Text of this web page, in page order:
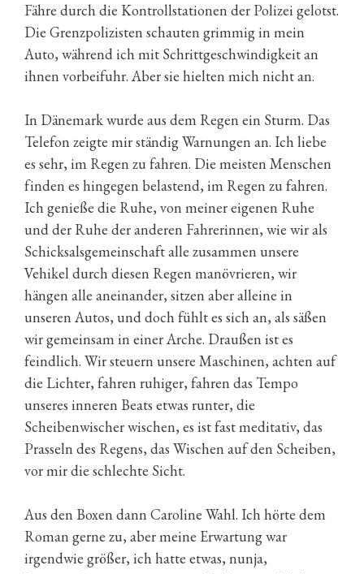
Fähre durch die Kontrollstationen der Polizei gelotst.
Die Grenzpolizisten schauten grimmig in mein
Auto, während ich mit Schrittgeschwindigkeit an
ihnen vorbeifuhr. Aber sie hielten mich nicht an.
In Dänemark wurde aus dem Regen ein Sturm. Das
Telefon zeigte mir ständig Warnungen an. Ich liebe
es sehr, im Regen zu fahren. Die meisten Menschen
finden es hingegen belastend, im Regen zu fahren.
Ich genieße die Ruhe, von meiner eigenen Ruhe
und der Ruhe der anderen Fahrerinnen, wie wir als
Schicksalsgemeinschaft alle zusammen unsere
Vehikel durch diesen Regen manövrieren, wir
hängen alle aneinander, sitzen aber alleine in
unseren Autos, und doch fühlt es sich an, als säßen
wir gemeinsam in einer Arche. Draußen ist es
feindlich. Wir steuern unsere Maschinen, achten auf
die Lichter, fahren ruhiger, fahren das Tempo
unseres inneren Beats etwas runter, die
Scheibenwischer wischen, es ist fast meditativ, das
Prasseln des Regens, das Wischen auf den Scheiben,
vor mir die schlechte Sicht.
Aus den Boxen dann Caroline Wahl. Ich hörte dem
Roman gerne zu, aber meine Erwartung war
irgendwie größer, ich hatte etwas, nunja,